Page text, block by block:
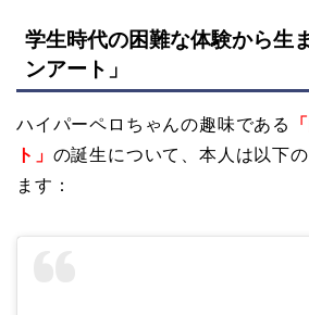
学生時代の困難な体験から生
ンアート」
ハイパーペロちゃんの趣味である
ト」 の誕生について、本人は以下
ます：